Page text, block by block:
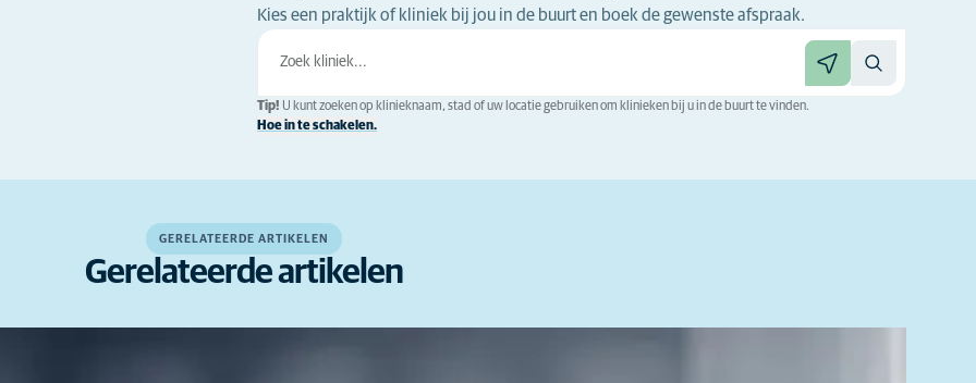
Kies een praktijk of kliniek bij jou in de buurt en boek de gewenste afspraak.
Tip! U kunt zoeken op klinieknaam, stad of uw locatie gebruiken om klinieken bij u in de buurt te vinden.
Hoe in te schakelen.
GERELATEERDE ARTIKELEN
Gerelateerde artikelen